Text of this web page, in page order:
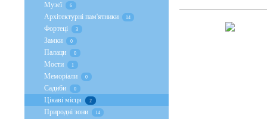
Музеї 6
Архітектурні пам'ятники 14
Фортеці 3
Замки 0
Палаци 0
Мости 1
Меморіали 0
Садиби 0
Цікаві місця 2
Природні зони 14